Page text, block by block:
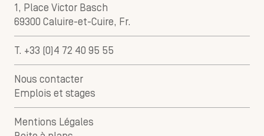
1, Place Victor Basch
69300 Caluire-et-Cuire, Fr.
T. +33 (0)4 72 40 95 55
Nous contacter
Emplois et stages
Mentions Légales